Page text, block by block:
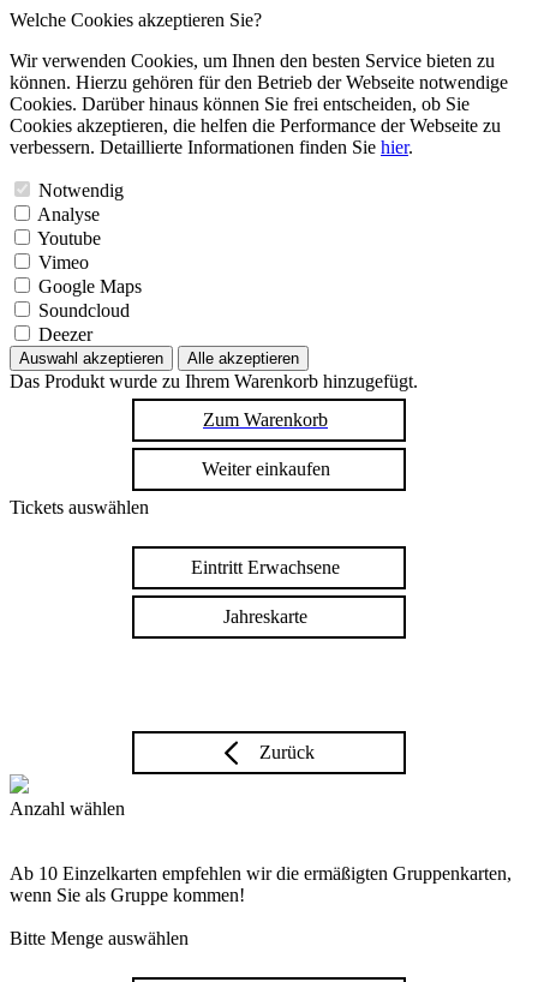
Welche Cookies akzeptieren Sie?
Wir verwenden Cookies, um Ihnen den besten Service bieten zu
können. Hierzu gehören für den Betrieb der Webseite notwendige
Cookies. Darüber hinaus können Sie frei entscheiden, ob Sie
Cookies akzeptieren, die helfen die Performance der Webseite zu
verbessern. Detaillierte Informationen finden Sie hier.
Notwendig
Analyse
Youtube
Vimeo
Google Maps
Soundcloud
Deezer
Auswahl akzeptieren Alle akzeptieren
Das Produkt wurde zu Ihrem Warenkorb hinzugefügt.
Zum Warenkorb
Weiter einkaufen
Tickets auswählen
Eintritt Erwachsene
Jahreskarte
Zurück
Anzahl wählen
Ab 10 Einzelkarten empfehlen wir die ermäßigten Gruppenkarten,
wenn Sie als Gruppe kommen!
Bitte Menge auswählen